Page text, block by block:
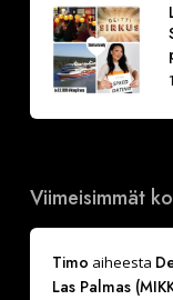
Viimeisimmät
Timo aiheesta
Las Palmas